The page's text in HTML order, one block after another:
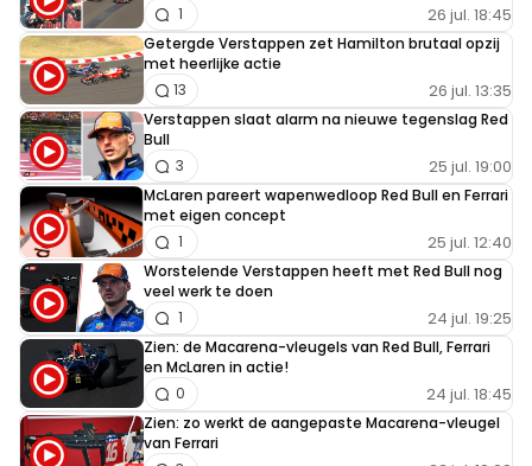
26 jul. 18:45
1
Getergde Verstappen zet Hamilton brutaal opzij
met heerlijke actie
26 jul. 13:35
13
Verstappen slaat alarm na nieuwe tegenslag Red
Bull
25 jul. 19:00
3
McLaren pareert wapenwedloop Red Bull en Ferrari
met eigen concept
25 jul. 12:40
1
Worstelende Verstappen heeft met Red Bull nog
veel werk te doen
24 jul. 19:25
1
Zien: de Macarena-vleugels van Red Bull, Ferrari
en McLaren in actie!
24 jul. 18:45
0
Zien: zo werkt de aangepaste Macarena-vleugel
van Ferrari